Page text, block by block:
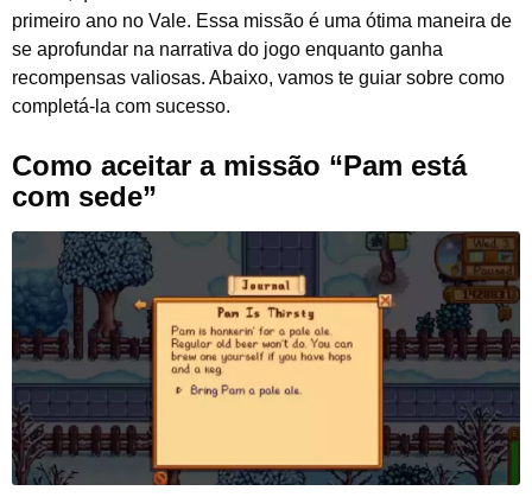
primeiro ano no Vale. Essa missão é uma ótima maneira de
se aprofundar na narrativa do jogo enquanto ganha
recompensas valiosas. Abaixo, vamos te guiar sobre como
completá-la com sucesso.
Como aceitar a missão “Pam está
com sede”